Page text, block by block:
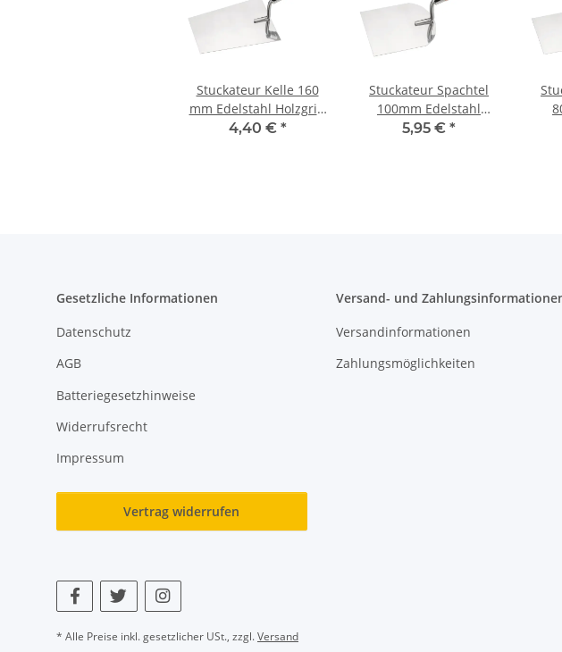
Stuckateur Kelle 160
mm Edelstahl Holzgriff
lackiert
4,40 € *
Stuckateur Spachtel
100mm Edelstahl
Holzgriff lackiert
5,95 € *
Gesetzliche Informationen
Datenschutz
AGB
Batteriegesetzhinweise
Widerrufsrecht
Impressum
Vertrag widerrufen
Versand- und
Versandinformationen
Zahlungsmöglichkeiten
* Alle Preise inkl. gesetzlicher USt., zzgl.Versand